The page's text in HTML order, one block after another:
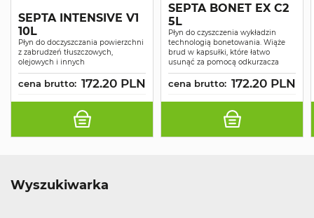
SEPTA INTENSIVE V1
10L
Płyn do doczyszczania powierzchni
z zabrudzeń tłuszczowych,
olejowych i innych
cena brutto: 172.20 PLN
SEPTA BONET EX C2
5L
Płyn do czyszczenia wykładzin
technologią bonetowania. Wiąże
brud w kapsułki, które łatwo
usunąć za pomocą odkurzacza
cena brutto: 172.20 PLN
Wyszukiwarka